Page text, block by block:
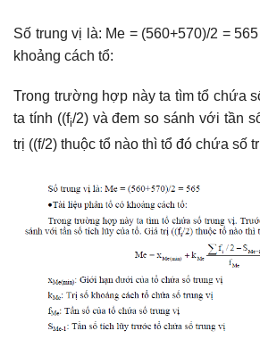
Số trung vị là: Me = (560+570)/2 =
khoảng cách tổ:
Trong trường hợp này ta tìm tổ chứa
ta tính ((fi/2) và đem so sánh với tần
trị ((f/2) thuộc tổ nào thì tổ đó chứa số